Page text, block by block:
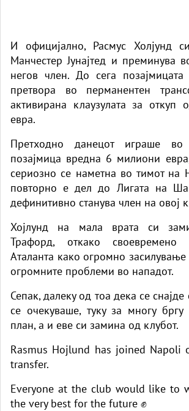
И официјално, Расмус Холјунд
Манчестер Јунајтед и преминува
негов член. До сега
претвора во перманентен
активирана клаузулата за
евра.
Претходно данецот играше
позајмица вредна 6 милиони
сериозно се наметна во тимот на
повторно е дел до Лигата на
дефинитивно станува член на овој
Хојлунд на мала врата си
Трафорд, откако своевремено
Аталанта како огромно
огромните проблеми во нападот.
Сепак, далеку од тоа дека се
се очекуваше, туку за многу
план, а и еве си замина од клубот.
Rasmus Hojlund has joined Napoli
transfer.
Everyone at the club would like to
the very best for the future ✊